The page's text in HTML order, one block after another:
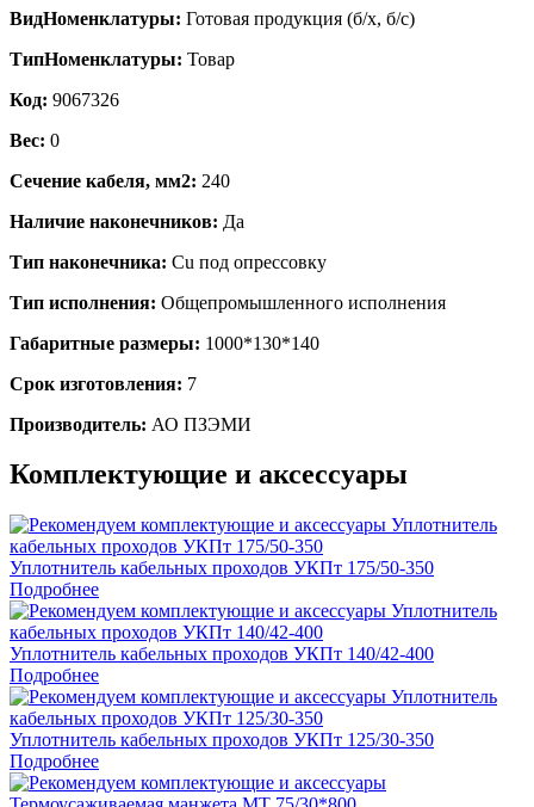
ВидНоменклатуры: Готовая продукция (б/х, б/с)
ТипНоменклатуры: Товар
Код: 9067326
Вес: 0
Сечение кабеля, мм2: 240
Наличие наконечников: Да
Тип наконечника: Cu под опрессовку
Тип исполнения: Общепромышленного исполнения
Габаритные размеры: 1000*130*140
Срок изготовления: 7
Производитель: АО ПЗЭМИ
Комплектующие и аксессуары
Уплотнитель кабельных проходов УКПт 175/50-350
Подробнее
Уплотнитель кабельных проходов УКПт 140/42-400
Подробнее
Уплотнитель кабельных проходов УКПт 125/30-350
Подробнее